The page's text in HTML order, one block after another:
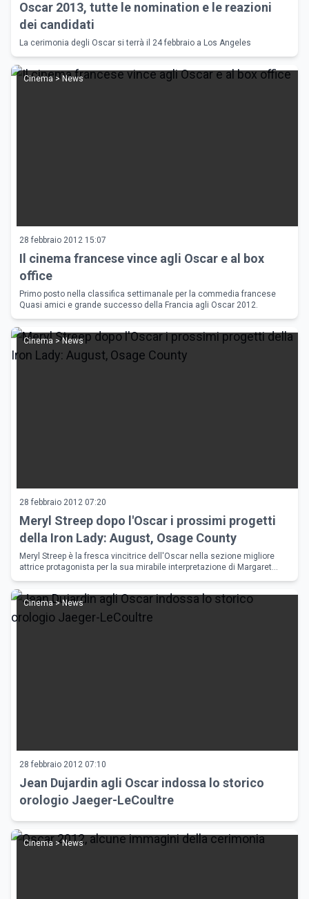
Oscar 2013, tutte le nomination e le reazioni
dei candidati
La cerimonia degli Oscar si terrà il 24 febbraio a Los Angeles
Cinema > News
28 febbraio 2012 15:07
Il cinema francese vince agli Oscar e al box
office
Primo posto nella classifica settimanale per la commedia francese
Quasi amici e grande successo della Francia agli Oscar 2012.
Cinema > News
28 febbraio 2012 07:20
Meryl Streep dopo l'Oscar i prossimi progetti
della Iron Lady: August, Osage County
Meryl Streep è la fresca vincitrice dell'Oscar nella sezione migliore
attrice protagonista per la sua mirabile interpretazione di Margaret
Cinema > News
28 febbraio 2012 07:10
Jean Dujardin agli Oscar indossa lo storico
orologio Jaeger-LeCoultre
Cinema > News